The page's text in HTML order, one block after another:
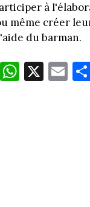
à
même créer
du barman.
W
ha
X E
m